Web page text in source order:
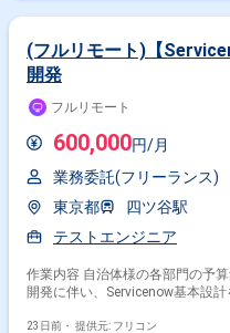
(フルリモート)【
開発
フルリモート
600,000円/月
業務委託(フリーランス)
東京都
四ツ谷駅
テストエンジニア
作業内容 自治体様の各部門の予
開発に伴い、Servicenow基本設計
23日前・ 提供元: フリコン